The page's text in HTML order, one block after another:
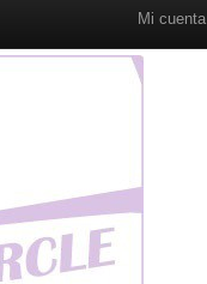
Mi cuenta